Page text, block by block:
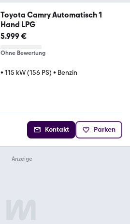
Toyota Camry Automatisch 1
Hand LPG
5.999 €
Ohne Bewertung
• 115 kW (156 PS) • Benzin
Kontakt Parken